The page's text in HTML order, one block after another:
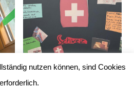
nutzen können, sind Cookies
erforderlich.